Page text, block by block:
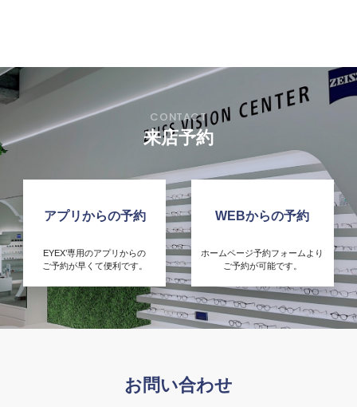
来店予約
アプリからの予約
EYEX’専用のアプリからの
ご予約が早くて便利です。
WEBからの予約
ホームページ予約フォームより
ご予約が可能です。
お問い合わせ